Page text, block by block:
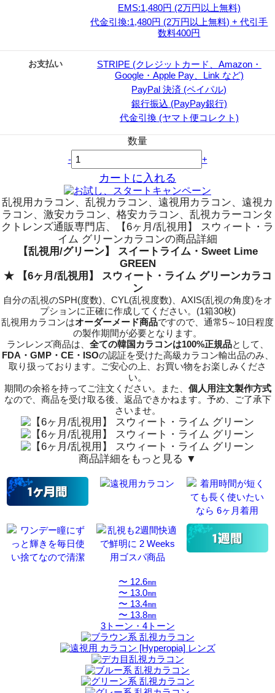
EMS:1,480円 (2万円以上無料)
代金引換:1,480円 (2万円以上無料) + 代引手
数料400円
お支払い
STRIPE (クレジットカード、Amazon・
Google・Apple Pay、Link など)
PayPal 決済 (ペイパル)
銀行振込 (PayPay銀行)
代金引換 (ヤマト便コレクト)
数量
-
+
カートに入れる
乱視用カラコン、乱視カラコン、遠視用カラコン、遠視カ
ラコン、激安カラコン、格安カラコン、乱視カラーコンタ
クトレンズ通販専門店、【6ヶ月/乱視用】 スウィート・ラ
イム グリーンカラコンの商品詳細
【乱視用/グリーン】 スイートライム・Sweet Lime
GREEN
★ 【6ヶ月/乱視用】 スウィート・ライム グリーンカラコ
ン
自分の乱視のSPH(度数)、CYL(乱視度数)、AXIS(乱視の角度)をオ
プションに正確に作成してください。(1箱30枚)
乱視用カラコンはオーダーメード商品ですので、 通常5～10日程度
の製作期間が必要となります。
ランレンズ商品は、 全ての韓国カラコンは100%正規品として、
FDA・GMP・CE・ISOの認証を受けた高級カラコン輸出品のみ、
取り扱っております。ご安心の上、お買い物をお楽しみくださ
い。
期間の余裕を持ってご注文ください。また、 個人用注文製作方式
なので、商品を受け取る後、返品できかねます。予め、ご了承下
さいませ。
商品詳細をもっと見る ▼
〜 12.6㎜
〜 13.0㎜
〜 13.4㎜
〜 13.8㎜
3トーン・4トーン